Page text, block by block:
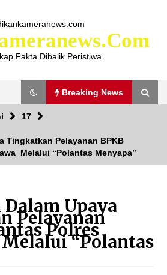
Fakta Dibalik Peristiwa
Breaking News
Mafia Tanah Desa
di Desa Sepayung
Pastikan
Maksimal
17
Tingkatkan Pelayanan BPKB
Melalui “Polantas Menyapa”
Upaya
Pelayanan
Polres
“Polantas